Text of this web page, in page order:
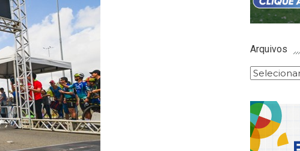
Arquivos
Arquivos